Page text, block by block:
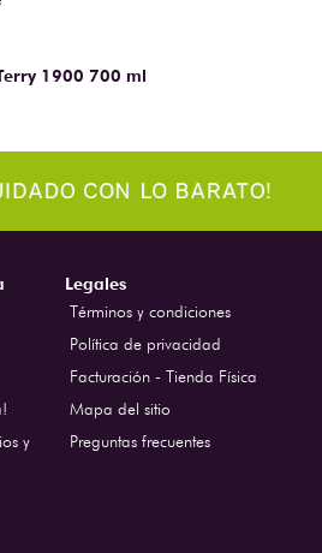
1900 700 ml
y
Legales
Términos y condiciones
Política de privacidad
Facturación - Tienda Física
Mapa del sitio
Preguntas frecuentes